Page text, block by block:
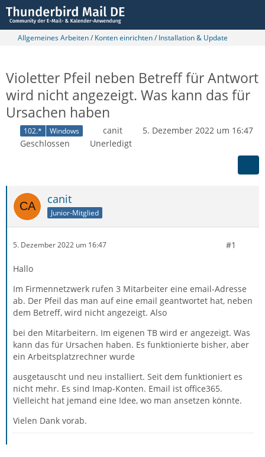
Allgemeines Arbeiten / Konten einrichten / Installation & Update
Violetter Pfeil neben Betreff für Antwort
wird nicht angezeigt. Was kann das für
Ursachen haben
102.* Windows canit
5. Dezember 2022 um 16:47
Geschlossen
Unerledigt
canit
Junior-Mitglied
5. Dezember 2022 um 16:47 #1
Hallo
Im Firmennetzwerk rufen 3 Mitarbeiter eine email-Adresse
ab. Der Pfeil das man auf eine email geantwortet hat, neben
dem Betreff, wird nicht angezeigt. Also
bei den Mitarbeitern. Im eigenen TB wird er angezeigt. Was
kann das für Ursachen haben. Es funktionierte bisher, aber
ein Arbeitsplatzrechner wurde
ausgetauscht und neu installiert. Seit dem funktioniert es
nicht mehr. Es sind Imap-Konten. Email ist office365.
Vielleicht hat jemand eine Idee, wo man ansetzen könnte.
Vielen Dank vorab.